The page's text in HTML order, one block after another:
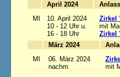
April 2024
MI
10. April 2024
10 - 12 Uhr u.
16 - 18 Uhr
Zirkel
mit
Zirkel
März 2024
MI
06. März 2024
nachm.
mit